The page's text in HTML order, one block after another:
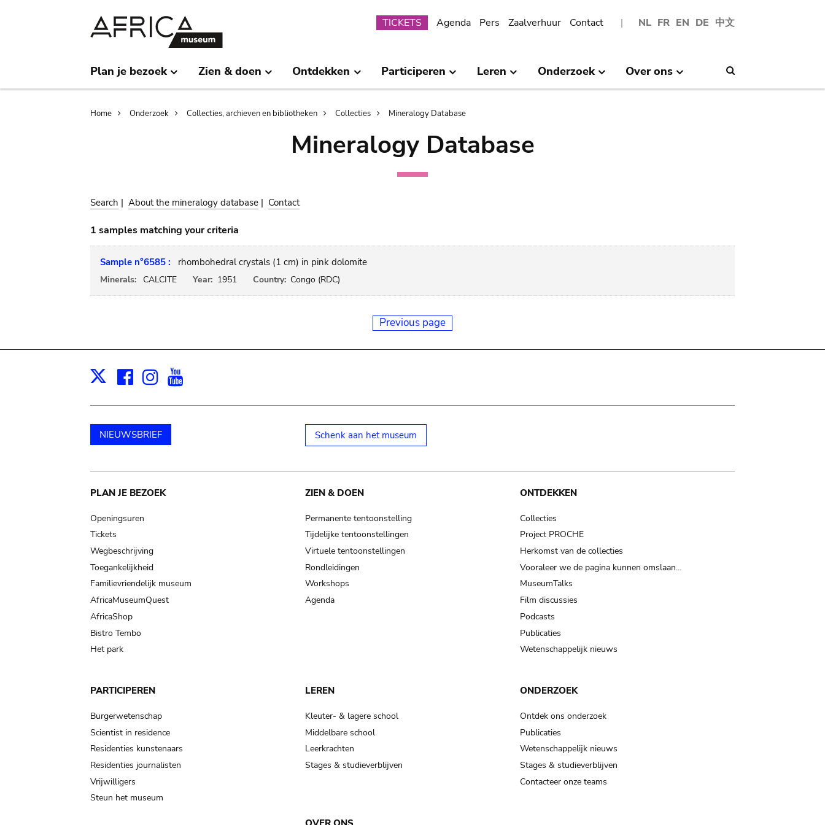
NL FR EN DE 中文
Submenu
TICKETS Agenda Pers Zaalverhuur Contact
Plan je bezoek Zien & doen Ontdekken Participeren Leren Onderzoek Over ons
Breadcrumb
Home Onderzoek Collecties, archieven en bibliotheken Collecties Mineralogy Database
Mineralogy Database
Search | About the mineralogy database | Contact
1 samples matching your criteria
Sample n°6585 : rhombohedral crystals (1 cm) in pink dolomite
Minerals: CALCITE Year: 1951 Country: Congo (RDC)
Previous page
X Facebook
Instagram
NIEUWSBRIEF Schenk aan het museum
Main
navigation
PLAN JE BEZOEK
Openingsuren
Tickets
Wegbeschrijving
Toegankelijkheid
Familievriendelijk museum
AfricaMuseumQuest
AfricaShop
Bistro Tembo
Het park
ZIEN & DOEN
Permanente tentoonstelling
Tijdelijke tentoonstellingen
Virtuele tentoonstellingen
Rondleidingen
Workshops
Agenda
ONTDEKKEN
Collecties
Project PROCHE
Herkomst van de collecties
Vooraleer we de pagina kunnen omslaan…
MuseumTalks
Film discussies
Podcasts
Publicaties
Wetenschappelijk nieuws
PARTICIPEREN
Burgerwetenschap
Scientist in residence
Residenties kunstenaars
Residenties journalisten
Vrijwilligers
Steun het museum
LEREN
Kleuter- & lagere school
Middelbare school
Leerkrachten
Stages & studieverblijven
ONDERZOEK
Ontdek ons onderzoek
Publicaties
Wetenschappelijk nieuws
Stages & studieverblijven
Contacteer onze teams